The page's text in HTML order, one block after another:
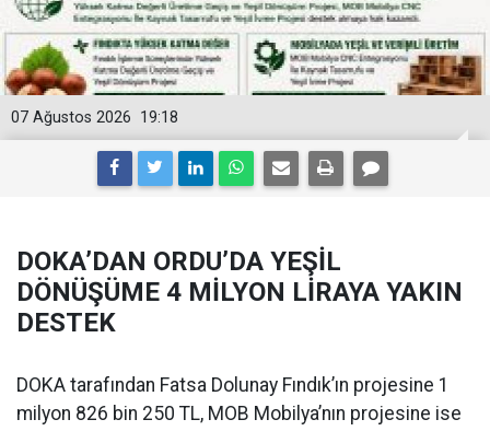
19:18
07 Ağustos 2026
DOKA’DAN ORDU’DA YEŞİL
DÖNÜŞÜME 4 MİLYON LİRAYA YAKIN
DESTEK
DOKA tarafından Fatsa Dolunay Fındık’ın projesine 1
milyon 826 bin 250 TL, MOB Mobilya’nın projesine ise